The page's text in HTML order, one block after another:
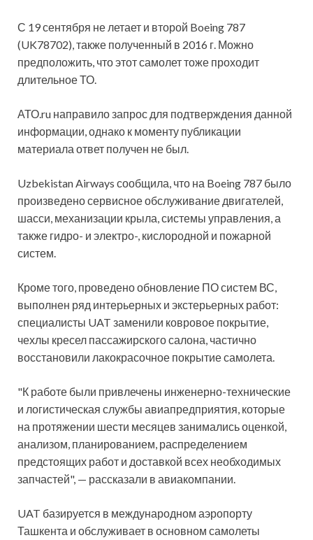
С 19 сентября не летает и второй Boeing 787
(UK78702), также полученный в 2016 г. Можно
предположить, что этот самолет тоже проходит
длительное ТО.
АТО.ru направило запрос для подтверждения данной
информации, однако к моменту публикации
материала ответ получен не был.
Uzbekistan Airways сообщила, что на Boeing 787 было
произведено сервисное обслуживание двигателей,
шасси, механизации крыла, системы управления, а
также гидро- и электро-, кислородной и пожарной
систем.
Кроме того, проведено обновление ПО систем ВС,
выполнен ряд интерьерных и экстерьерных работ:
специалисты UAT заменили ковровое покрытие,
чехлы кресел пассажирского салона, частично
восстановили лакокрасочное покрытие самолета.
"К работе были привлечены инженерно-технические
и логистическая службы авиапредприятия, которые
на протяжении шести месяцев занимались оценкой,
анализом, планированием, распределением
предстоящих работ и доставкой всех необходимых
запчастей", — рассказали в авиакомпании.
UAT базируется в международном аэропорту
Ташкента и обслуживает в основном самолеты